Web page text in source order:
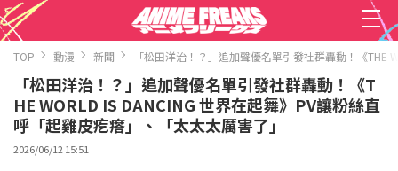
TOP 動漫 新聞 「松田洋治！？」追加聲優名單引發社群轟動！《THE
「松田洋治！？」追加聲優名單引發社群轟動！《T
HE WORLD IS DANCING 世界在起舞》PV讓粉絲直
呼「起雞皮疙瘩」、「太太太厲害了」
2026/06/12 15:51